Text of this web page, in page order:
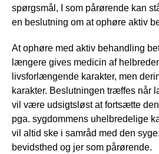
spørgsmål, I som pårørende kan
en beslutning om at ophøre aktiv
At ophøre med aktiv behandling
længere gives medicin af
livsforlængende karakter, men
karakter. Beslutningen træffes når
vil være udsigtsløst at fortsætte
pga. sygdommens uhelbredelige
vil altid ske i samråd med den
bevidsthed og jer som pårørende.